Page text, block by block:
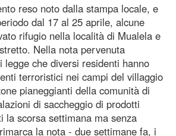
reso noto dalla stampa locale, e
dal 17 al 25 aprile, alcune
rifugio nella località di Mualela e
Nella nota pervenuta
legge che diversi residenti hanno
terroristici nei campi del villaggio
pianeggianti della comunità di
di saccheggio di prodotti
la scorsa settimana ma senza
la nota - due settimane fa, i